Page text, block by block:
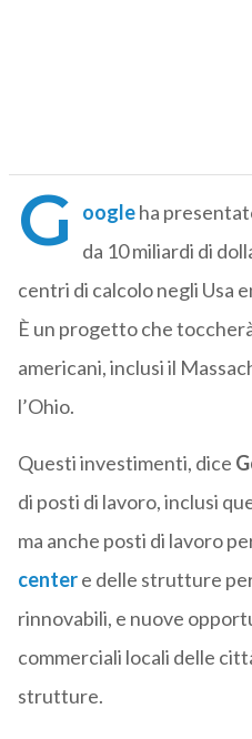
G oogleha
da 10 miliardi di
centri di calcolo negli Usa
È un progetto che
americani, inclusi il
l’Ohio.
Questi investimenti, dice
di posti di lavoro, inclusi
ma anche posti di lavoro
centere delle strutture
rinnovabili, e nuove
commerciali locali delle
strutture.